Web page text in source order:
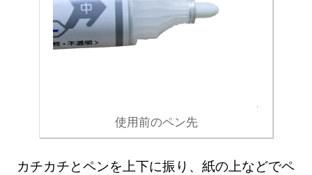
使用前のペン先
カチカチとペンを上下に振り、紙の上などでペ